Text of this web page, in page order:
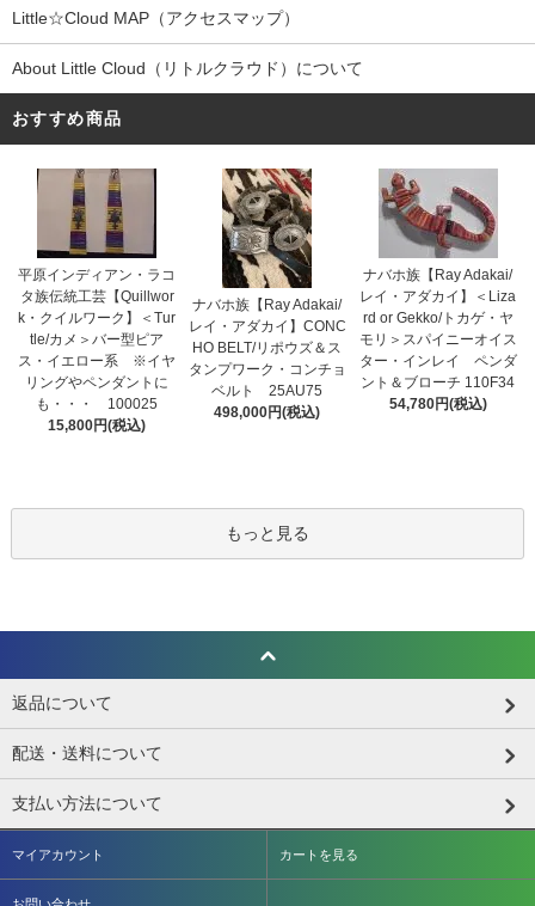
Little☆Cloud MAP（アクセスマップ）
About Little Cloud（リトルクラウド）について
おすすめ商品
平原インディアン・ラコ
タ族伝統工芸【Quillwor
k・クイルワーク】＜Tur
tle/カメ＞バー型ピア
ス・イエロー系 ※イヤ
リングやペンダントに
も・・・ 100025
15,800円(税込)
ナバホ族【Ray Adakai/
レイ・アダカイ】CONC
HO BELT/リポウズ＆ス
タンプワーク・コンチョ
ベルト 25AU75
498,000円(税込)
ナバホ族【Ray Adakai/
レイ・アダカイ】＜Liza
rd or Gekko/トカゲ・ヤ
モリ＞スパイニーオイス
ター・インレイ ペンダ
ント＆ブローチ 110F34
54,780円(税込)
もっと見る
返品について
配送・送料について
支払い方法について
マイアカウント カートを見る